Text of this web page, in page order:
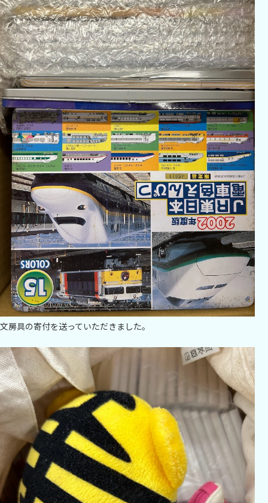
文房具の寄付を送っていただきました。